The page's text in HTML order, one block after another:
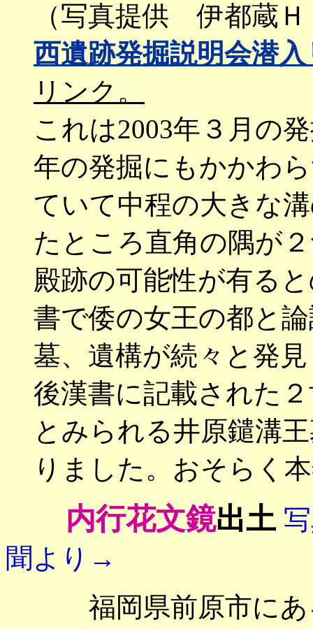
（写真提供 伊都
西遺跡発掘説明会潜
リンク。
これは2003年３月の
年の発掘にもかかわ
ていて中程の大きな
たところ直角の隅が
殿跡の可能性が有る
書で倭の女王の都と
墓、遺構が続々と発
後漢書に記載された
とみられる井原鑓溝
りました。おそらく
内行花文鏡出土
聞より→
福岡県前原市に